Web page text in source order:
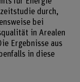
durch,
bei
in Arealen
Ergebnisse aus
in diese